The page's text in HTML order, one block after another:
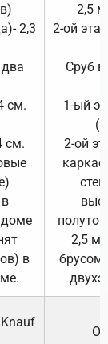
2,3
см.
см.
в
2,5
2-ой
Сруб
1-ый
2-ой
2,5 м
брусом
Knauf